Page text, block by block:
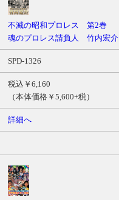
不滅の昭和プロレス 第2巻
魂のプロレス請負人 竹内宏介
SPD-1326
税込￥6,160
（本体価格￥5,600+税）
詳細へ